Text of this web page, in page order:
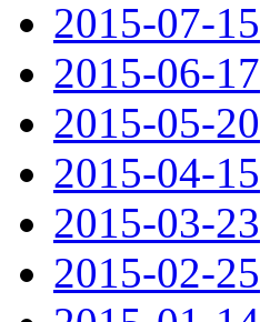
2015-07-15
2015-06-17
2015-05-20
2015-04-15
2015-03-23
2015-02-25